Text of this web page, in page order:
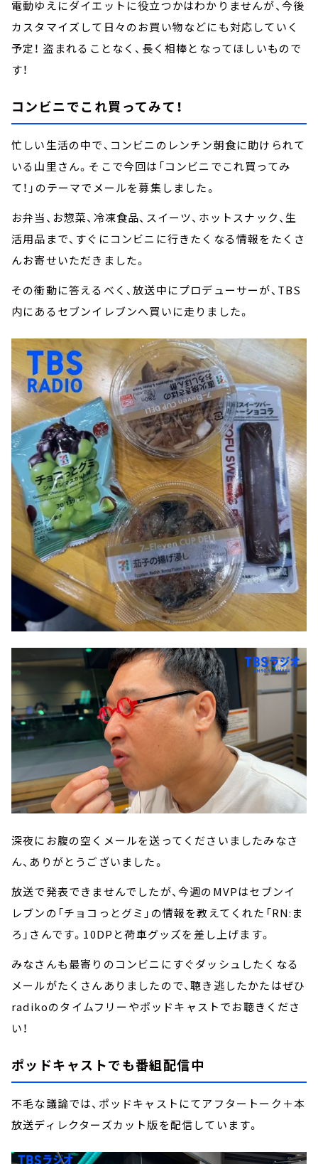
電動ゆえにダイエットに役立つかはわかりませんが、今後
カスタマイズして日々のお買い物などにも対応していく
予定！ 盗まれることなく、長く相棒となってほしいもので
す！
コンビニでこれ買ってみて！
忙しい生活の中で、コンビニのレンチン朝食に助けられて
いる山里さん。そこで今回は「コンビニでこれ買ってみ
て！」のテーマでメールを募集しました。
お弁当、お惣菜、冷凍食品、スイーツ、ホットスナック、生
活用品まで、すぐにコンビニに行きたくなる情報をたくさ
んお寄せいただきました。
その衝動に答えるべく、放送中にプロデューサーが、TBS
内にあるセブンイレブンへ買いに走りました。
深夜にお腹の空くメールを送ってくださいましたみなさ
ん、ありがとうございました。
放送で発表できませんでしたが、今週のMVPはセブンイ
レブンの「チョコっとグミ」の情報を教えてくれた「RN:ま
ろ」さんです。10DPと荷車グッズを差し上げます。
みなさんも最寄りのコンビニにすぐダッシュしたくなる
メールがたくさんありましたので、聴き逃したかたはぜひ
radikoのタイムフリーやポッドキャストでお聴きくださ
い！
ポッドキャストでも番組配信中
不毛な議論では、ポッドキャストにてアフタートーク＋本
放送ディレクターズカット版を配信しています。